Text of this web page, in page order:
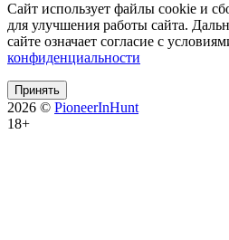
Сайт использует файлы cookie и
для улучшения работы сайта.
сайте означает согласие с
конфиденциальности
Принять
2026 © PioneerInHunt
18+